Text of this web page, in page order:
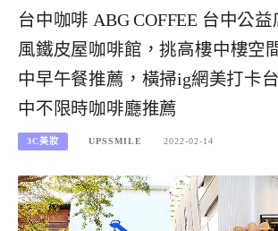
台中咖啡 ABG COFFEE 台中公
風鐵皮屋咖啡館，挑高樓中樓空
中早午餐推薦，橫掃ig網美打卡
中不限時咖啡廳推薦
3C美妝 UPSSMILE 2022-02-14